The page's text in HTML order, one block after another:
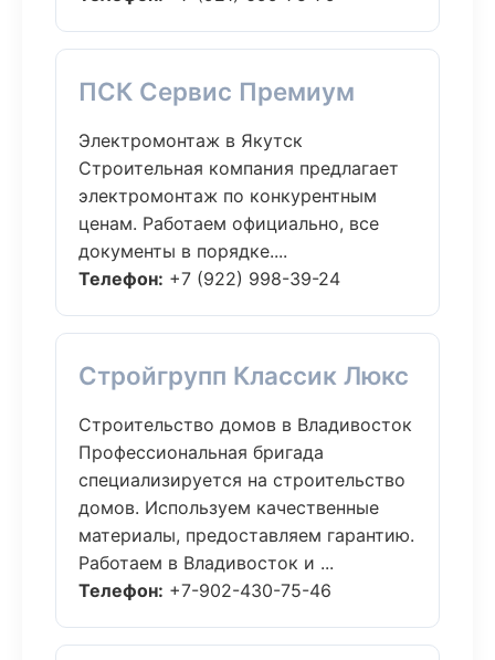
ПСК Сервис Премиум
Электромонтаж в Якутск
Строительная компания предлагает
электромонтаж по конкурентным
ценам. Работаем официально, все
документы в порядке....
Телефон: +7 (922) 998-39-24
Стройгрупп Классик Люкс
Строительство домов в Владивосток
Профессиональная бригада
специализируется на строительство
домов. Используем качественные
материалы, предоставляем гарантию.
Работаем в Владивосток и ...
Телефон: +7-902-430-75-46